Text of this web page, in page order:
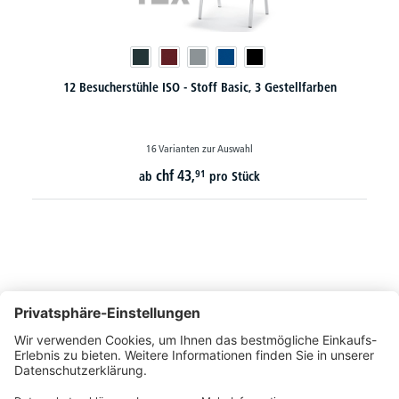
12 Besucherstühle ISO - Stoff Basic, 3 Gestellfarben
16 Varianten zur Auswahl
ab chf 43,91 pro Stück
Montags bis Freitags von 08:30 - 17:00 Uhr
+41 44 240 / 11 55
+41 44 240 / 11 57
info@office-trade.ch